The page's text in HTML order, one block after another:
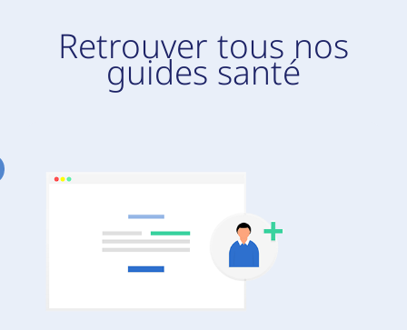
Retrouver tous nos
guides santé